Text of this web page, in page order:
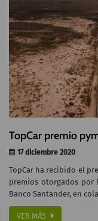
TopCar premio
17 diciembre 2020
TopCar ha recibido el
premios otorgados por
Banco Santander, en
VER MÁS